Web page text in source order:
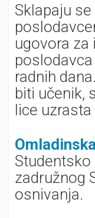
Sklapaju
ugovora
radnih
biti učenik,
lice
zadružnog
osnivanja.